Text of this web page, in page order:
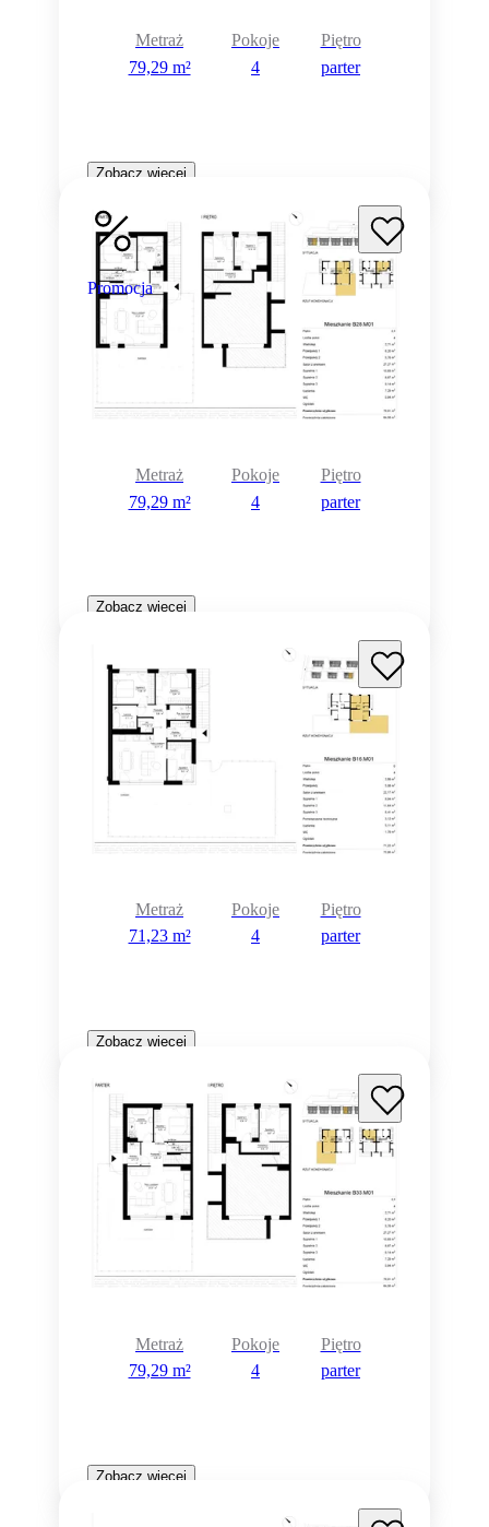
Metraż
79,29 m²
Pokoje
4
Piętro
parter
Zobacz więcej
Promocja
Metraż
79,29 m²
Pokoje
4
Piętro
parter
Zobacz więcej
Metraż
71,23 m²
Pokoje
4
Piętro
parter
Zobacz więcej
Metraż
79,29 m²
Pokoje
4
Piętro
parter
Zobacz więcej